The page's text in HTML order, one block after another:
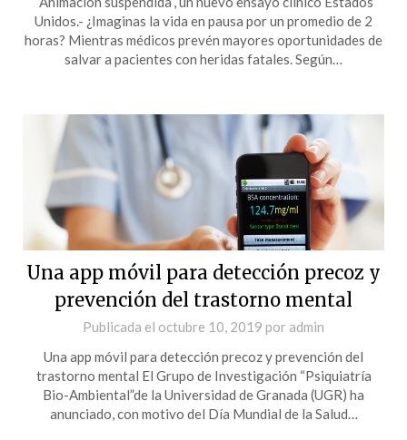
Unidos.- ¿Imaginas la vida en pausa por un promedio de 2
horas? Mientras médicos prevén mayores oportunidades de
salvar a pacientes con heridas fatales. Según…
Una app móvil para detección precoz y
prevención del trastorno mental
Publicada el octubre 10, 2019 por admin
Una app móvil para detección precoz y prevención del
trastorno mental El Grupo de Investigación “Psiquiatría
Bio-Ambiental”de la Universidad de Granada (UGR) ha
anunciado, con motivo del Día Mundial de la Salud…